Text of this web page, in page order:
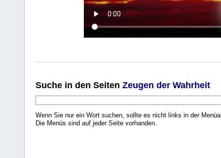
Suche in den Seiten Zeugen der Wahrheit
Wenn Sie nur ein Wort suchen, sollte es nicht links in der
Die Menüs sind auf jeder Seite vorhanden.